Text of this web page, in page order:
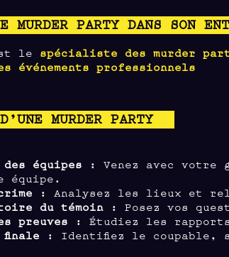
MURDER PARTY DANS SON
le spécialiste des murder
événements professionnels
MURDER PARTY
équipes : Venez avec votre
équipe.
: Analysez les lieux et
du témoin : Posez vos
preuves : Étudiez les
finale : Identifiez le coupable,